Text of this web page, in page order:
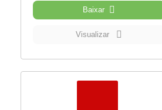
Baixar
Visualizar